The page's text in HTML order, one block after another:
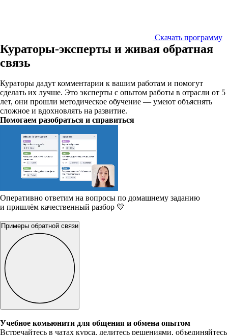
Скачать программу
Кураторы-эксперты и живая обратная
связь
Кураторы дадут комментарии к вашим работам и помогут
сделать их лучше. Это эксперты с опытом работы в отрасли от 5
лет, они прошли методическое обучение — умеют объяснять
сложное и вдохновлять на развитие.
Помогаем разобраться и справиться
Оперативно ответим на вопросы по домашнему заданию
и пришлём качественный разбор 💙
Примеры обратной связи
Учебное комьюнити для общения и обмена опытом
Встречайтесь в чатах курса, делитесь решениями, объединяйтесь